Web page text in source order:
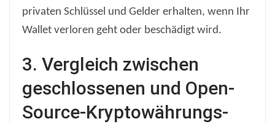
privaten Schlüssel und Gelder erhalten, wenn Ihr
Wallet verloren geht oder beschädigt wird.
3. Vergleich zwischen
geschlossenen und Open-
Source-Kryptowährungs-